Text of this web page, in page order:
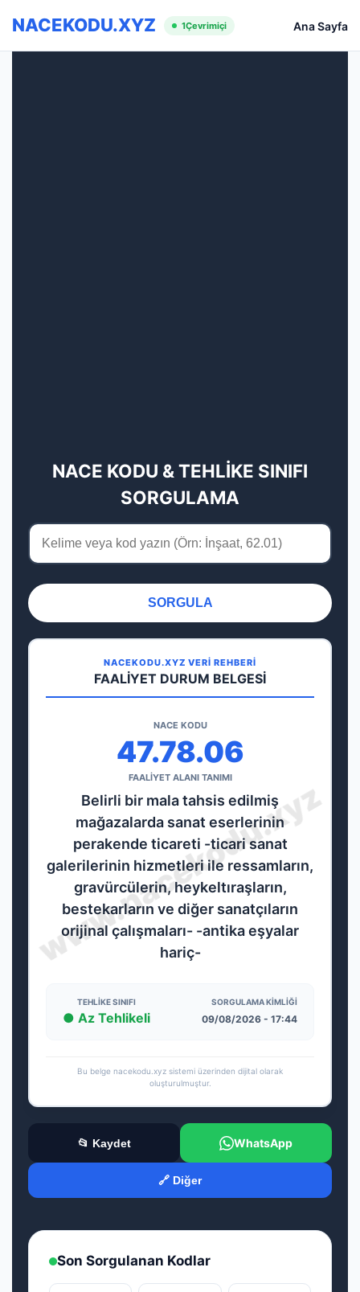
NACEKODU.XYZ 1Çevrimiçi Ana Sayfa
NACE KODU & TEHLİKE SINIFI
SORGULAMA
SORGULA
NACEKODU.XYZ VERİ REHBERİ
FAALİYET DURUM BELGESİ
NACE KODU
47.78.06
FAALİYET ALANI TANIMI
Belirli bir mala tahsis edilmiş
mağazalarda sanat eserlerinin
perakende ticareti -ticari sanat
galerilerinin hizmetleri ile ressamların,
gravürcülerin, heykeltıraşların,
bestekarların ve diğer sanatçıların
orijinal çalışmaları- -antika eşyalar
hariç-
TEHLIKE SINIFI
● Az Tehlikeli
SORGULAMA KIMLIĞI
09/08/2026 - 17:44
Bu belge nacekodu.xyz sistemi üzerinden dijital olarak
oluşturulmuştur.
📂 Kaydet WhatsApp
🔗 Diğer
Son Sorgulanan Kodlar